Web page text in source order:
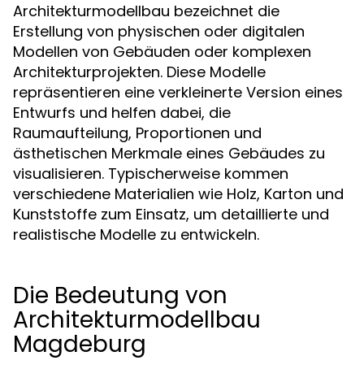
Architekturmodellbau bezeichnet die
Erstellung von physischen oder digitalen
Modellen von Gebäuden oder komplexen
Architekturprojekten. Diese Modelle
repräsentieren eine verkleinerte Version eines
Entwurfs und helfen dabei, die
Raumaufteilung, Proportionen und
ästhetischen Merkmale eines Gebäudes zu
visualisieren. Typischerweise kommen
verschiedene Materialien wie Holz, Karton und
Kunststoffe zum Einsatz, um detaillierte und
realistische Modelle zu entwickeln.
Die Bedeutung von
Architekturmodellbau
Magdeburg